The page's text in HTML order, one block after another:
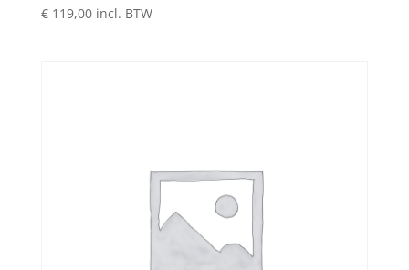
€119,00 incl. BTW